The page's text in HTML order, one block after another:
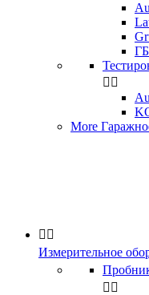
 
More
 
Измерительное
 